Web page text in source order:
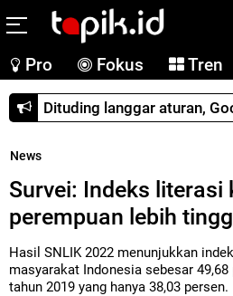
Pro Fokus Tren
Dituding langgar aturan,
News
Survei: Indeks literasi
perempuan lebih
Hasil SNLIK 2022 menunjukkan
masyarakat Indonesia sebesar
tahun 2019 yang hanya 38,03 persen.